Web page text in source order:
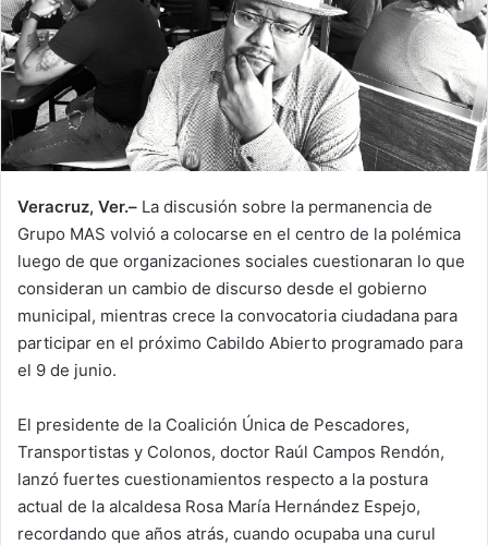
Veracruz, Ver.– La discusión sobre la permanencia de
Grupo MAS volvió a colocarse en el centro de la polémica
luego de que organizaciones sociales cuestionaran lo que
consideran un cambio de discurso desde el gobierno
municipal, mientras crece la convocatoria ciudadana para
participar en el próximo Cabildo Abierto programado para
el 9 de junio.
El presidente de la Coalición Única de Pescadores,
Transportistas y Colonos, doctor Raúl Campos Rendón,
lanzó fuertes cuestionamientos respecto a la postura
actual de la alcaldesa Rosa María Hernández Espejo,
recordando que años atrás, cuando ocupaba una curul